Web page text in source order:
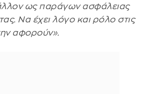
ως παράγων ασφάλειας
Να έχει λόγο και ρόλο στις
αφορούν».